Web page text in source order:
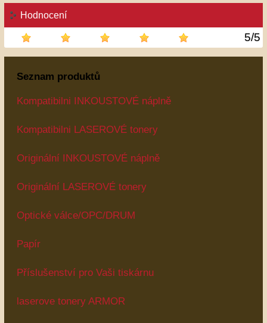
Hodnocení
5/5
Seznam produktů
Kompatibilni INKOUSTOVÉ náplně
Kompatibilni LASEROVÉ tonery
Originální INKOUSTOVÉ náplně
Originální LASEROVÉ tonery
Optické válce/OPC/DRUM
Papír
Příslušenství pro Vaši tiskárnu
laserove tonery ARMOR